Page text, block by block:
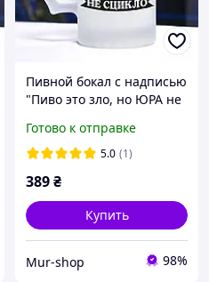
Пивной бокал с надписью
"Пиво это зло, но ЮРА не
Готово к отправке
5.0 (1)
389₴
Купить
Mur-shop 98%